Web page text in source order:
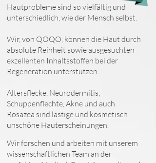
Hautprobleme sind so vielfältig und
unterschiedlich, wie der Mensch selbst.
Wir, von QOQO, können die Haut durch
absolute Reinheit sowie ausgesuchten
exzellenten Inhaltsstoffen bei der
Regeneration unterstützen.
Altersflecke, Neurodermitis,
Schuppenflechte, Akne und auch
Rosazea sind lästige und kosmetisch
unschöne Hauterscheinungen.
Wir forschen und arbeiten mit unserem
wissenschaftlichen Team an der